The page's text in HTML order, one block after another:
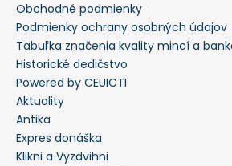
Obchodné podmienky
Podmienky ochrany osobných údajov
Tabuľka značenia kvality mincí a
Historické dedičstvo
Powered by CEUICTI
Aktuality
Antika
Expres donáška
Klikni a Vyzdvihni